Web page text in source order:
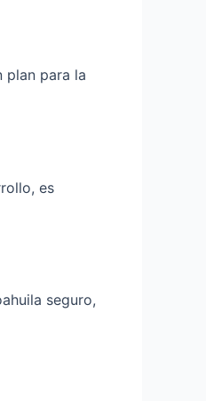
plan para la
es
seguro,